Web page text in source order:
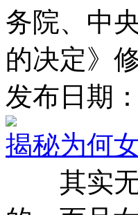
务院、中
的决定》
发布日期
揭秘为何
其实无